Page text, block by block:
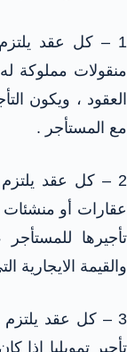
1 – كل عقد
منقولات مملوكة
العقود ، ويكون
مع المستأجر .
2 – كل عقد
عقارات أو منشئات
تأجيرها
والقيمة الايجارية
3 – كل عقد يلتزم
تأجير تمويليا إذا